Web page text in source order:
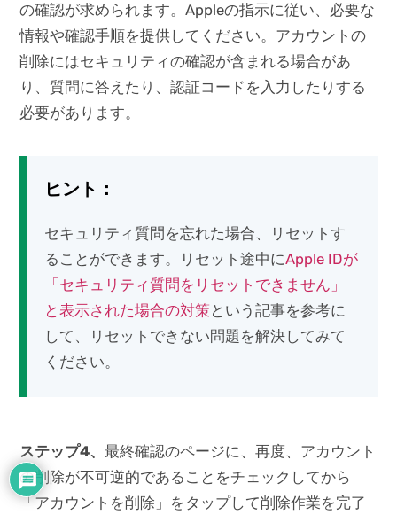
の確認が求められます。Appleの指示に従い、必要な
情報や確認手順を提供してください。アカウントの
削除にはセキュリティの確認が含まれる場合があ
り、質問に答えたり、認証コードを入力したりする
必要があります。
ヒント：
セキュリティ質問を忘れた場合、リセットす
ることができます。リセット途中にApple IDが
「セキュリティ質問をリセットできません」
と表示された場合の対策 という記事を参考に
して、リセットできない問題を解決してみて
ください。
ステップ4、最終確認のページに、再度、アカウント
の削除が不可逆的であることをチェックしてから
「アカウントを削除」をタップして削除作業を完了